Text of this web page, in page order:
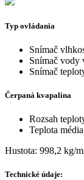
Typ ovládania
Snímač
Snímač vody
Snímač
Čerpaná kvapalina
Rozsah
Teplota
Hustota: 998,2 kg/
Technické údaje: